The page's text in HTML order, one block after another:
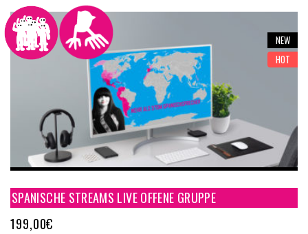
NEW
HOT
SPANISCHE STREAMS LIVE OFFENE GRUPPE
199,00€